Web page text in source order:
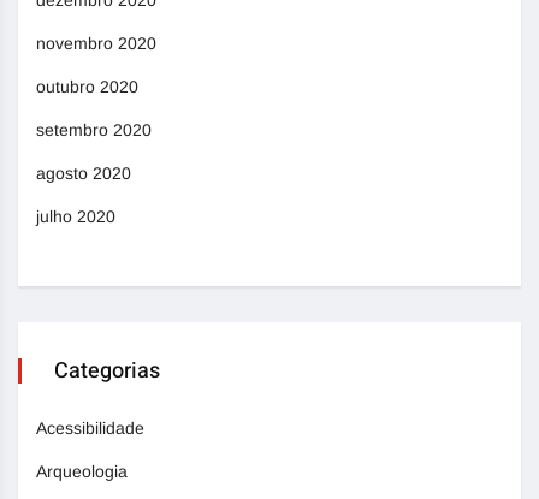
novembro 2020
outubro 2020
setembro 2020
agosto 2020
julho 2020
Categorias
Acessibilidade
Arqueologia